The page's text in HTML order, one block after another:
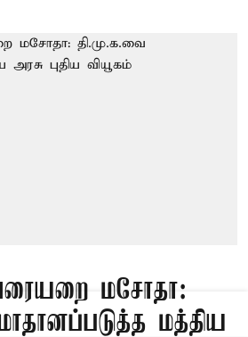
மசோதா:
மத்திய